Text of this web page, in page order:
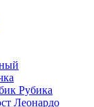
Рубика
Леонардо